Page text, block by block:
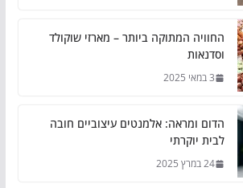
החוויה המתוקה ביותר – מארזי שוקולד
וסדנאות
3 במאי 2025
הדום ומראה: אלמנטים עיצוביים חובה
לבית יוקרתי
24 במרץ 2025